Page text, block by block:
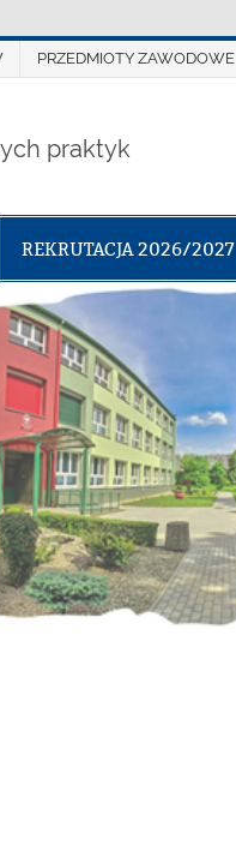
PRZEDMIOTY ZAWODOWE
praktyk
REKRUTACJA 2026/2027